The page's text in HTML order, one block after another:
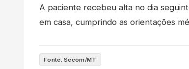
A paciente recebeu alta no dia
em casa, cumprindo as orientações
Fonte: Secom/MT